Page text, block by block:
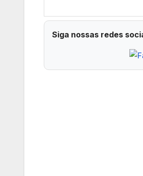
Siga nossas redes